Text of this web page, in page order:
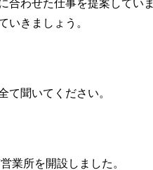
合わせた仕事を提案していま
いきましょう。
て聞いてください。
業所を開設しました。